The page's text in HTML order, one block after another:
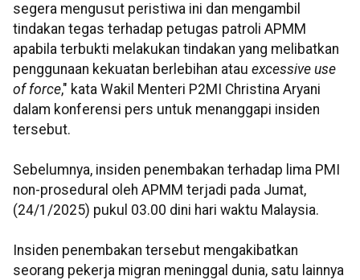
segera mengusut peristiwa ini dan mengambil
tindakan tegas terhadap petugas patroli APMM
apabila terbukti melakukan tindakan yang melibatkan
penggunaan kekuatan berlebihan atau excessive use
of force," kata Wakil Menteri P2MI Christina Aryani
dalam konferensi pers untuk menanggapi insiden
tersebut.
Sebelumnya, insiden penembakan terhadap lima PMI
non-prosedural oleh APMM terjadi pada Jumat,
(24/1/2025) pukul 03.00 dini hari waktu Malaysia.
Insiden penembakan tersebut mengakibatkan
seorang pekerja migran meninggal dunia, satu lainnya